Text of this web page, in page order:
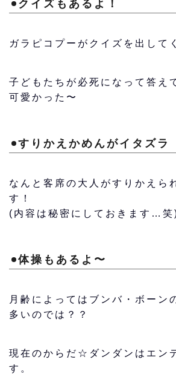
クイズもあるよ！
ガラピコプーがクイズを出して
子どもたちが必死になって答え
可愛かった〜
すりかえかめんがイタズラ
なんと客席の大人がすりかえら
す！
(内容は秘密にしておきます…笑
体操もあるよ〜
月齢によってはブンバ・ボーン
多いのでは？？
現在のからだ☆ダンダンはエン
す。